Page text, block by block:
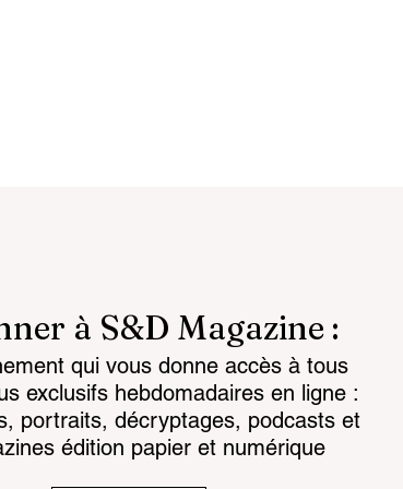
the
Chemical regulations:
challenge facing land-
based armaments
à S&D Magazine :
qui vous donne accès à tous
exclusifs hebdomadaires en ligne :
portraits, décryptages, podcasts et
édition papier et numérique